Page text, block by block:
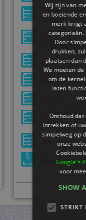
open
lettergreep
gesloten
lettergreep
ig en lijk
teit en
c klinkt als
of k
Wij zijn van
en boeiende
merk krijgt
categorieën.
Door
drukken,
plaatsen dan
We moeten
om de
laten
Onthoud
intrekken of
simpelweg op
onze
Google's
voor
SHOW
STRIKT